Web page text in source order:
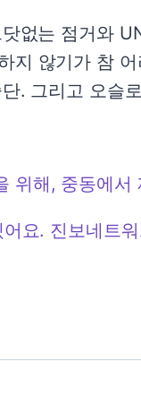
없는 점거와
지 않기가 참
. 그리고 오슬
위해, 중동에
요. 진보네트